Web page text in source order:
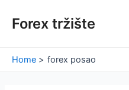
Forex tržište
Home forex posao